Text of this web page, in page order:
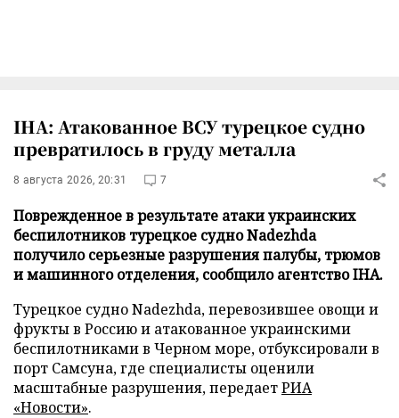
IHA: Атакованное ВСУ турецкое судно
превратилось в груду металла
8 августа 2026, 20:31 7
Поврежденное в результате атаки украинских
беспилотников турецкое судно Nadezhda
получило серьезные разрушения палубы, трюмов
и машинного отделения, сообщило агентство IHA.
Турецкое судно Nadezhda, перевозившее овощи и
фрукты в Россию и атакованное украинскими
беспилотниками в Черном море, отбуксировали в
порт Самсуна, где специалисты оценили
масштабные разрушения, передаетРИА
«Новости».